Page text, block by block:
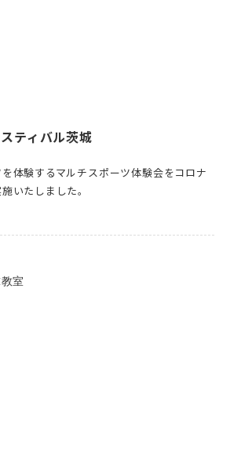
ティバル茨城
体験するマルチスポーツ体験会をコロナ
いたしました。